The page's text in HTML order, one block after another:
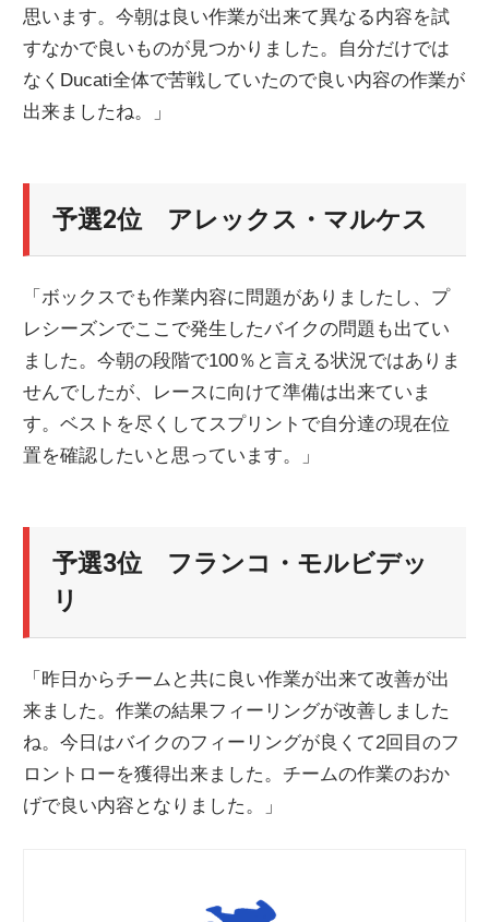
思います。今朝は良い作業が出来て異なる内容を試
すなかで良いものが見つかりました。自分だけでは
なくDucati全体で苦戦していたので良い内容の作業が
出来ましたね。」
予選2位 アレックス・マルケス
「ボックスでも作業内容に問題がありましたし、プ
レシーズンでここで発生したバイクの問題も出てい
ました。今朝の段階で100％と言える状況ではありま
せんでしたが、レースに向けて準備は出来ていま
す。ベストを尽くしてスプリントで自分達の現在位
置を確認したいと思っています。」
予選3位 フランコ・モルビデッ
リ
「昨日からチームと共に良い作業が出来て改善が出
来ました。作業の結果フィーリングが改善しました
ね。今日はバイクのフィーリングが良くて2回目のフ
ロントローを獲得出来ました。チームの作業のおか
げで良い内容となりました。」